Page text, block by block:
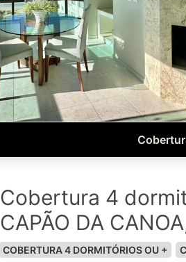
Cobertura 4
CAPÃO DA
COBERTURA 4 DORMITÓRIOS OU +